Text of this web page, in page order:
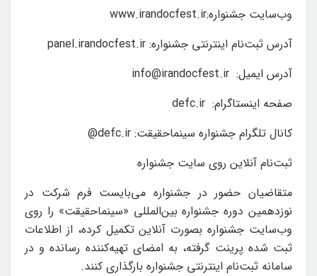
وب‌سایت جشنواره:www.irandocfest.ir
آدرس ثبت‌نام اینترنتی جشنواره: panel.irandocfest.ir
آدرس ایمیل: info@irandocfest.ir
صفحه اینستاگرام: defc.ir
کانال تلگرام جشنواره سینماحقیقت: defc.ir
@
ثبت‌نام آنلاین روی سایت جشنواره
متقاضیان حضور در جشنواره می‌بایست فرم شرکت در
نوزدهمین دوره جشنواره بین‌المللی «سینماحقیقت» را روی
وب‌سایت جشنواره بصورت آنلاین تکمیل کرده، از اطلاعات
ثبت شده پرینت گرفته، به امضای تهیه‌کننده رسانده و در
سامانه ثبت‌نام اینترنتی جشنواره بارگذاری کنند.